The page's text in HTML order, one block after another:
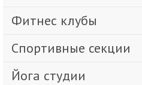
Фитнес клубы
Спортивные секции
Йога студии